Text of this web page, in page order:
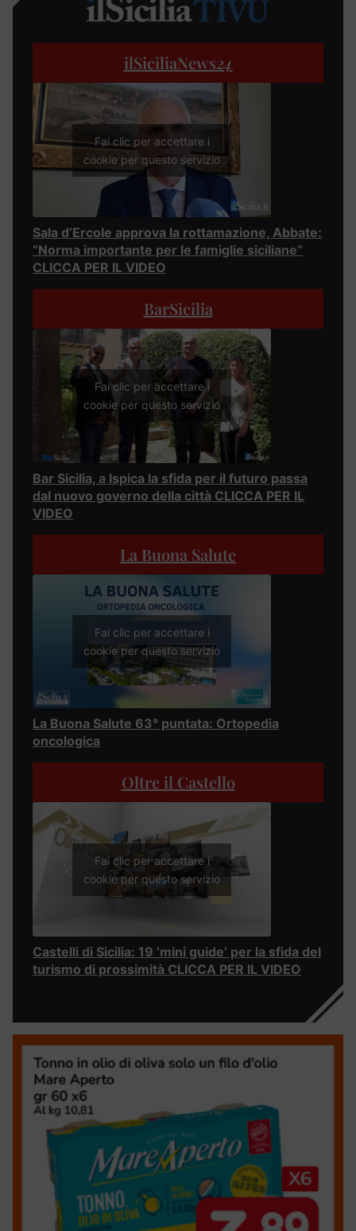
ilSiciliaNews24
Fai clic per accettare i
cookie per questo servizio
Sala d’Ercole approva la rottamazione, Abbate:
“Norma importante per le famiglie siciliane”
CLICCA PER IL VIDEO
BarSicilia
Fai clic per accettare i
cookie per questo servizio
Bar Sicilia, a Ispica la sfida per il futuro passa
dal nuovo governo della città CLICCA PER IL
VIDEO
La Buona Salute
Fai clic per accettare i
cookie per questo servizio
La Buona Salute 63° puntata: Ortopedia
oncologica
Oltre il Castello
Fai clic per accettare i
cookie per questo servizio
Castelli di Sicilia: 19 ‘mini guide’ per la sfida del
turismo di prossimità CLICCA PER IL VIDEO